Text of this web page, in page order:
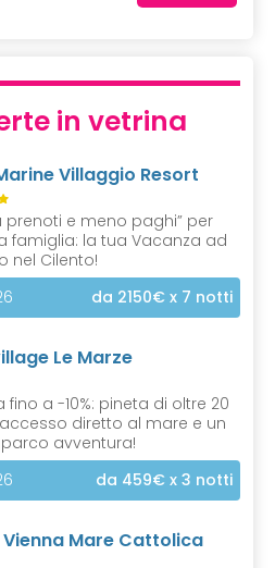
in vetrina
Villaggio Resort
prenoti e meno paghi” per
famiglia: la tua Vacanza ad
nel Cilento!
da 2150€ x 7 notti
Le Marze
fino a -10%: pineta di oltre 20
diretto al mare e un
avventura!
da 459€ x 3 notti
Vienna Mare Cattolica